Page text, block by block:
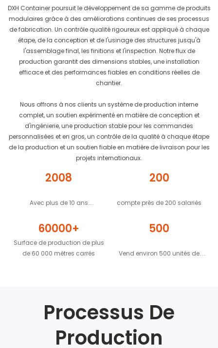
DXH Container poursuit le développement de sa gamme de produits
modulaires grâce à des améliorations continues de ses processus
de fabrication. Un contrôle qualité rigoureux est appliqué à chaque
étape, de la conception et de l'usinage des structures jusqu'à
l'assemblage final, les finitions et l'inspection. Notre flux de
production garantit des dimensions stables, une installation
efficace et des performances fiables en conditions réelles de
chantier.
Nous offrons à nos clients un système de production interne
complet, un soutien expérimenté en matière de conception et
d'ingénierie, une production stable pour les commandes
personnalisées et en gros, un contrôle de la qualité à chaque étape
de la production et un soutien fiable en matière de livraison pour les
projets internationaux.
2008
Avec plus de 10 ans
200
compte près de 200 salariés
60000+
Surface de production de plus
de 60 000 mètres carrés
500
Vend environ 500 unités de
Processus De
Production